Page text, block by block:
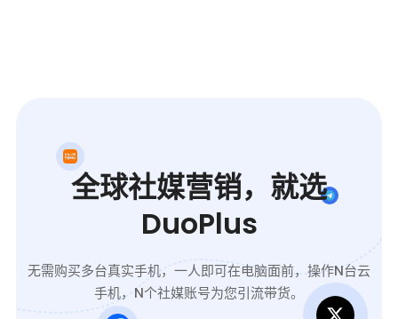
全球社媒营销，就选
DuoPlus
无需购买多台真实手机，一人即可在电脑面前，操作N台云
手机，N个社媒账号为您引流带货。